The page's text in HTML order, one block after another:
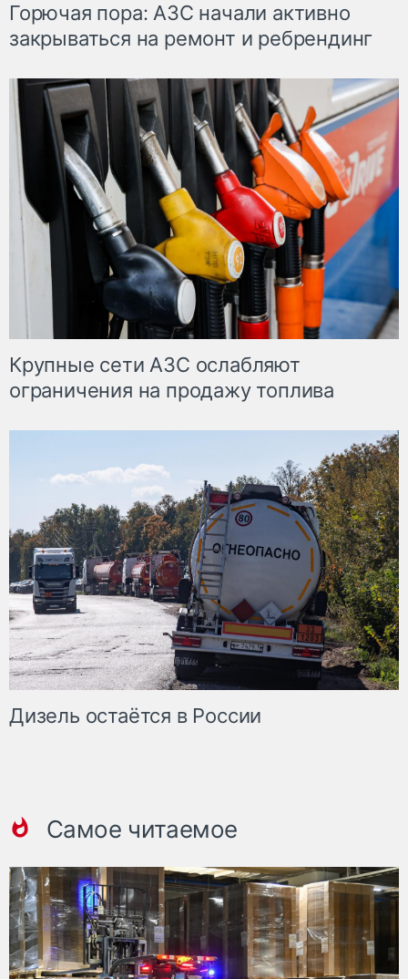
Горючая пора: АЗС начали активно
закрываться на ремонт и ребрендинг
Крупные сети АЗС ослабляют
ограничения на продажу топлива
Дизель остаётся в России
Самое читаемое